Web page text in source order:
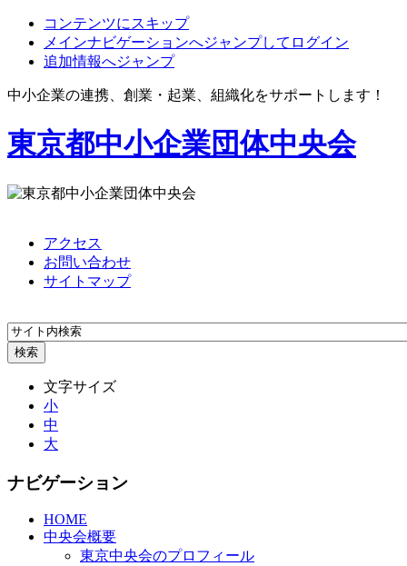
コンテンツにスキップ
メインナビゲーションへジャンプしてログイン
追加情報へジャンプ
中小企業の連携、創業・起業、組織化をサポートします！
東京都中小企業団体中央会
アクセス
お問い合わせ
サイトマップ
文字サイズ
小
中
大
ナビゲーション
HOME
中央会概要
東京中央会のプロフィール